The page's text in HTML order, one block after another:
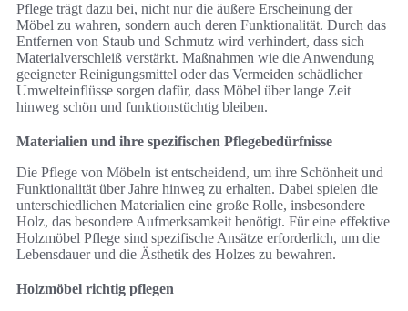
Pflege trägt dazu bei, nicht nur die äußere Erscheinung der
Möbel zu wahren, sondern auch deren Funktionalität. Durch das
Entfernen von Staub und Schmutz wird verhindert, dass sich
Materialverschleiß verstärkt. Maßnahmen wie die Anwendung
geeigneter Reinigungsmittel oder das Vermeiden schädlicher
Umwelteinflüsse sorgen dafür, dass Möbel über lange Zeit
hinweg schön und funktionstüchtig bleiben.
Materialien und ihre spezifischen Pflegebedürfnisse
Die Pflege von Möbeln ist entscheidend, um ihre Schönheit und
Funktionalität über Jahre hinweg zu erhalten. Dabei spielen die
unterschiedlichen Materialien eine große Rolle, insbesondere
Holz, das besondere Aufmerksamkeit benötigt. Für eine effektive
Holzmöbel Pflege sind spezifische Ansätze erforderlich, um die
Lebensdauer und die Ästhetik des Holzes zu bewahren.
Holzmöbel richtig pflegen